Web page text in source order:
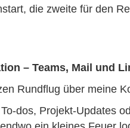
die zweite
– Teams, Mail und
Rundflug über
To-dos, Projekt-